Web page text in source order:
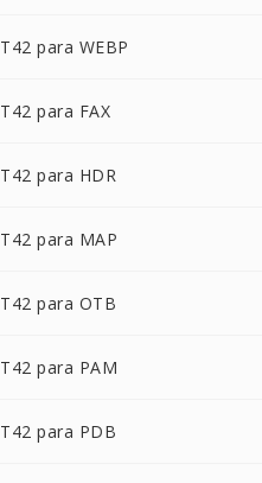
T42 para WEBP
T42 para FAX
T42 para HDR
T42 para MAP
T42 para OTB
T42 para PAM
T42 para PDB